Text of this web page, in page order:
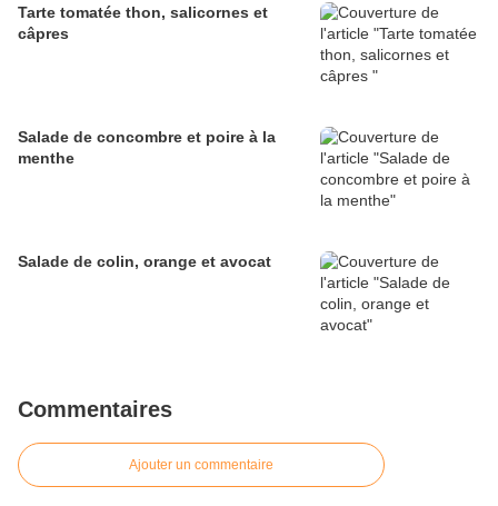
Tarte tomatée thon, salicornes et
câpres
Salade de concombre et poire à la
menthe
Salade de colin, orange et avocat
Commentaires
Ajouter un commentaire